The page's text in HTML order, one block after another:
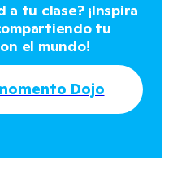
tu clase? ¡Inspira
tu
el mundo!
Dojo